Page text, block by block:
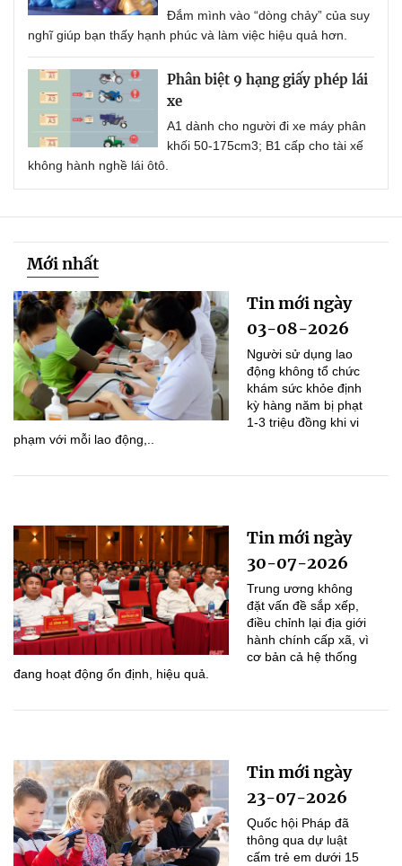
Đắm mình vào “dòng chảy” của suy
nghĩ giúp bạn thấy hạnh phúc và làm việc hiệu quả hơn.
Phân biệt 9 hạng giấy phép lái
xe
A1 dành cho người đi xe máy phân
khối 50-175cm3; B1 cấp cho tài xế
không hành nghề lái ôtô.
Mới nhất
Tin mới ngày
03-08-2026
Người sử dụng lao
động không tổ chức
khám sức khỏe định
kỳ hàng năm bị phạt
1-3 triệu đồng khi vi
phạm với mỗi lao động,..
Tin mới ngày
30-07-2026
Trung ương không
đặt vấn đề sắp xếp,
điều chỉnh lại địa giới
hành chính cấp xã, vì
cơ bản cả hệ thống
đang hoạt động ổn định, hiệu quả.
Tin mới ngày
23-07-2026
Quốc hội Pháp đã
thông qua dự luật
cấm trẻ em dưới 15